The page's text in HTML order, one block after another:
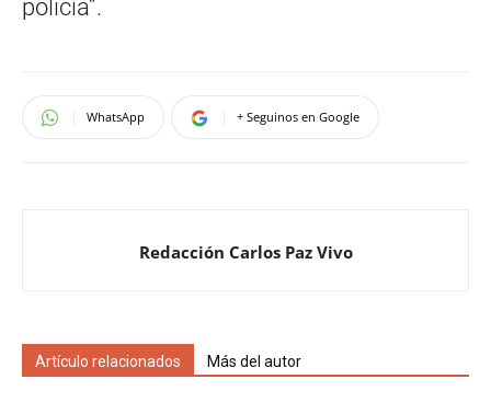
policía”.
WhatsApp + Seguinos en Google
Redacción Carlos Paz Vivo
Artículo relacionados Más del autor